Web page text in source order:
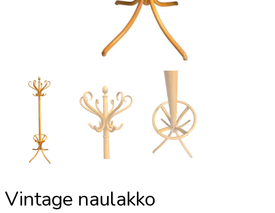
Vintage naulakko